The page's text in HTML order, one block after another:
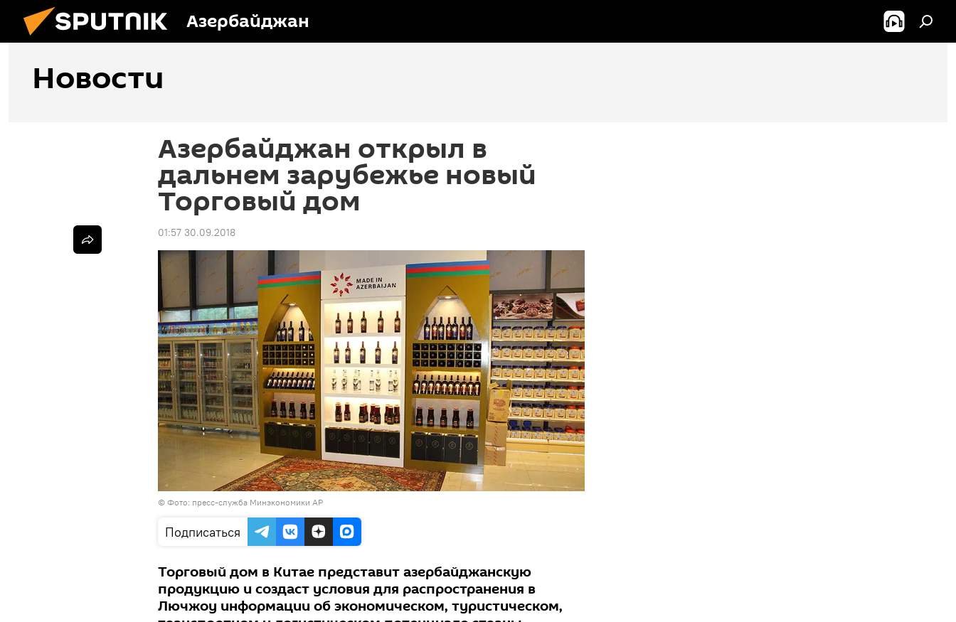
Азербайджан
Новости
Азербайджан открыл в
дальнем зарубежье новый
Торговый дом
01:57 30.09.2018
© Фото: пресс-служба Минэкономики АР
Подписаться
Торговый дом в Китае представит азербайджанскую
продукцию и создаст условия для распространения в
Лючжоу информации об экономическом, туристическом,